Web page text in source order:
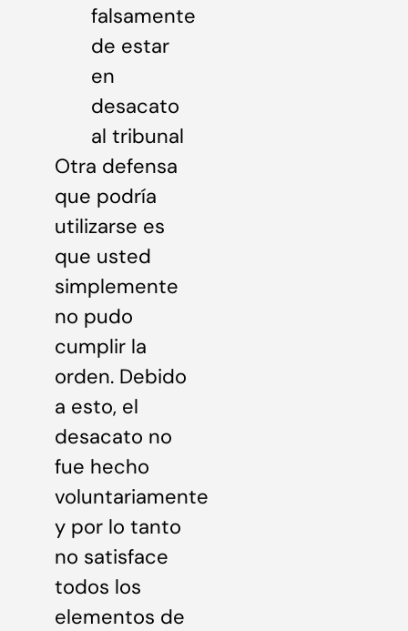
falsamente
de estar
en
desacato
al tribunal
Otra defensa
que podría
utilizarse es
que usted
simplemente
no pudo
cumplir la
orden. Debido
a esto, el
desacato no
fue hecho
voluntariamente
y por lo tanto
no satisface
todos los
elementos de